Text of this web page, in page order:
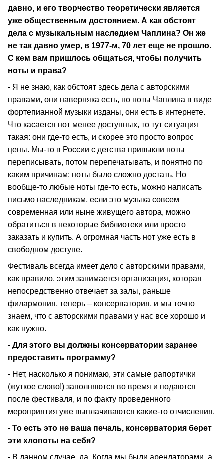
давно, и его творчество теоретически является
уже общественным достоянием. А как обстоят
дела с музыкальным наследием Чаплина? Он же
не так давно умер, в 1977-м, 70 лет еще не прошло.
С кем вам пришлось общаться, чтобы получить
ноты и права?
- Я не знаю, как обстоят здесь дела с авторскими
правами, они наверняка есть, но ноты Чаплина в виде
фортепианной музыки изданы, они есть в интернете.
Что касается нот менее доступных, то тут ситуация
такая: они где-то есть, и скорее это просто вопрос
цены. Мы-то в России с детства привыкли ноты
переписывать, потом перепечатывать, и понятно по
каким причинам: ноты было сложно достать. Но
вообще-то любые ноты где-то есть, можно написать
письмо наследникам, если это музыка совсем
современная или ныне живущего автора, можно
обратиться в некоторые библиотеки или просто
заказать и купить. А огромная часть нот уже есть в
свободном доступе.
Фестиваль всегда имеет дело с авторскими правами,
как правило, этим занимается организация, которая
непосредственно отвечает за залы, раньше
филармония, теперь – консерватория, и мы точно
знаем, что с авторскими правами у нас все хорошо и
как нужно.
- Для этого вы должны консерватории заранее
предоставить программу?
- Нет, насколько я понимаю, эти самые рапортички
(жуткое слово!) заполняются во время и подаются
после фестиваля, и по факту проведенного
мероприятия уже выплачиваются какие-то отчисления.
- То есть это не ваша печаль, консерватория берет
эти хлопоты на себя?